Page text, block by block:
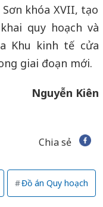
khóa XVII, tạo
quy hoạch và
Khu kinh tế cửa
giai đoạn mới.
Nguyễn Kiên
Chia sẻ
Đồ án Quy hoạch